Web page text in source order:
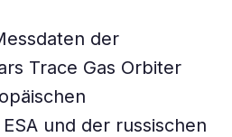
der
Trace Gas Orbiter
und der russischen